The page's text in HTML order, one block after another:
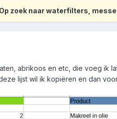
Op zoek naar waterfilters,
abrikoos en etc, die voeg ik
lijst wil ik kopiëren en dan